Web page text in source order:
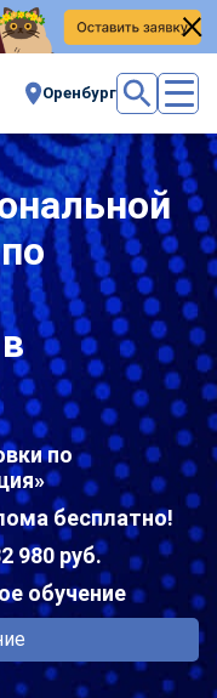
Оренбург
по
бесплатно!
980 руб.
обучение